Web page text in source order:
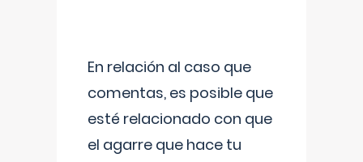
En relación al caso que
comentas, es posible que
esté relacionado con que
el agarre que hace tu